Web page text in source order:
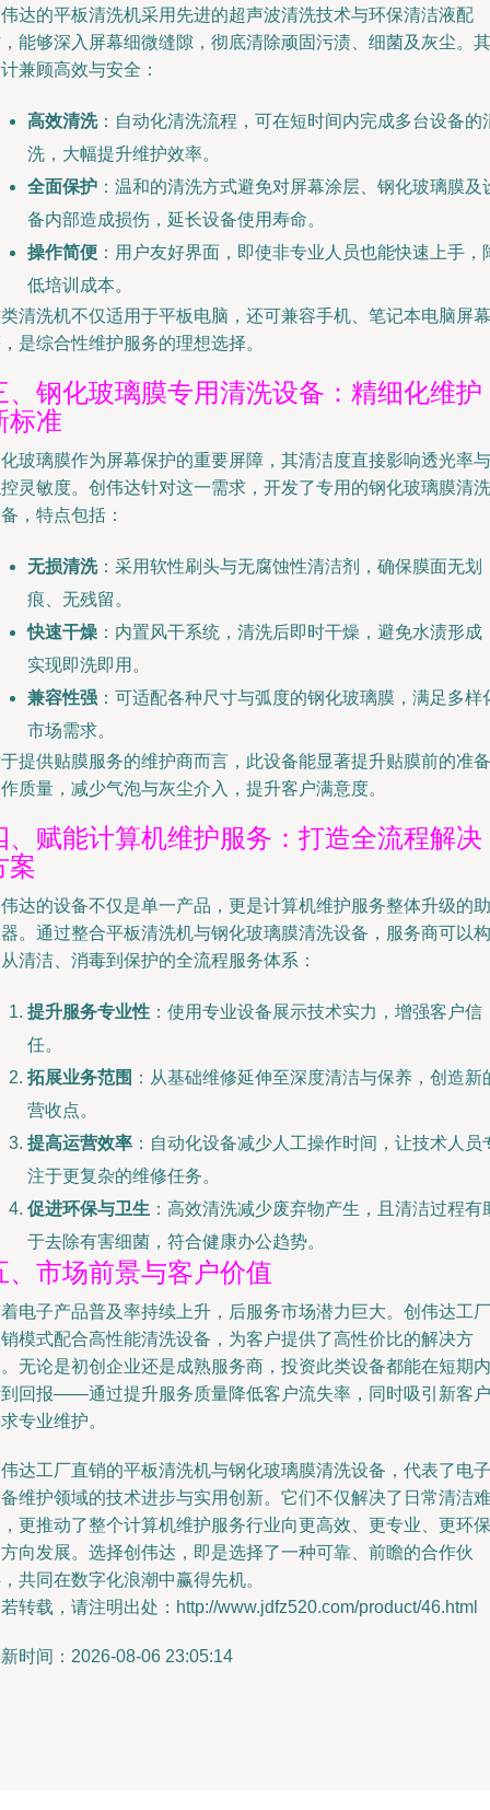
达的平板清洗机采用先进的超声波清洗技术与环保清洁液配
能够深入屏幕细微缝隙，彻底清除顽固污渍、细菌及灰尘。其
兼顾高效与安全：
高效清洗：自动化清洗流程，可在短时间内完成多台设备的
洗，大幅提升维护效率。
全面保护 ：温和的清洗方式避免对屏幕涂层、钢化玻璃膜及
备内部造成损伤，延长设备使用寿命。
操作简便 ：用户友好界面，即使非专业人员也能快速上手，
低培训成本。
清洗机不仅适用于平板电脑，还可兼容手机、笔记本电脑屏幕
是综合性维护服务的理想选择。
、钢化玻璃膜专用清洗设备：精细化维护
标准
玻璃膜作为屏幕保护的重要屏障，其清洁度直接影响透光率与
灵敏度。创伟达针对这一需求，开发了专用的钢化玻璃膜清洗
，特点包括：
无损清洗：采用软性刷头与无腐蚀性清洁剂，确保膜面无划
痕、无残留。
快速干燥 ：内置风干系统，清洗后即时干燥，避免水渍形成
实现即洗即用。
兼容性强 ：可适配各种尺寸与弧度的钢化玻璃膜，满足多样
市场需求。
提供贴膜服务的维护商而言，此设备能显著提升贴膜前的准备
质量，减少气泡与灰尘介入，提升客户满意度。
、赋能计算机维护服务：打造全流程解决
案
达的设备不仅是单一产品，更是计算机维护服务整体升级的助
。通过整合平板清洗机与钢化玻璃膜清洗设备，服务商可以构
清洁、消毒到保护的全流程服务体系：
提升服务专业性 ：使用专业设备展示技术实力，增强客户信
任。
拓展业务范围 ：从基础维修延伸至深度清洁与保养，创造新
营收点。
提高运营效率 ：自动化设备减少人工操作时间，让技术人员
注于更复杂的维修任务。
促进环保与卫生 ：高效清洗减少废弃物产生，且清洁过程有
于去除有害细菌，符合健康办公趋势。
、市场前景与客户价值
电子产品普及率持续上升，后服务市场潜力巨大。创伟达工厂
模式配合高性能清洗设备，为客户提供了高性价比的解决方
无论是初创企业还是成熟服务商，投资此类设备都能在短期内
回报——通过提升服务质量降低客户流失率，同时吸引新客户
专业维护。
达工厂直销的平板清洗机与钢化玻璃膜清洗设备，代表了电子
维护领域的技术进步与实用创新。它们不仅解决了日常清洁难
更推动了整个计算机维护服务行业向更高效、更专业、更环保
向发展。选择创伟达，即是选择了一种可靠、前瞻的合作伙
共同在数字化浪潮中赢得先机。
转载，请注明出处：http://www.jdfz520.com/product/46.html
时间：2026-08-06 23:05:14